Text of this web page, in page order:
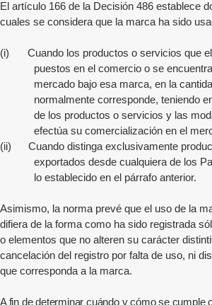
El artículo 166 de la Decisión 486 establece
cuales se considera que la marca ha sido
(i)
Cuando los productos o servicios que
puestos en el comercio o se
mercado bajo esa marca, en la
normalmente corresponde, teniendo
de los productos o servicios y las
efectúa su comercialización en el
(ii)
Cuando distinga exclusivamente
exportados desde cualquiera de los
lo establecido en el párrafo anterior.
Asimismo, la norma prevé que el uso de la
difiera de la forma como ha sido registrada
o elementos que no alteren su carácter
cancelación del registro por falta de uso, ni
que corresponda a la marca.
A fin de determinar cuándo y cómo se cumple